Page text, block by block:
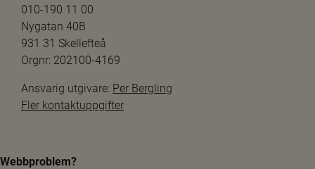
010-190 11 00
Nygatan 40B
931 31 Skellefteå
Orgnr: 202100-4169
Ansvarig utgivare: Per Bergling
Fler kontaktuppgifter
Webbproblem?